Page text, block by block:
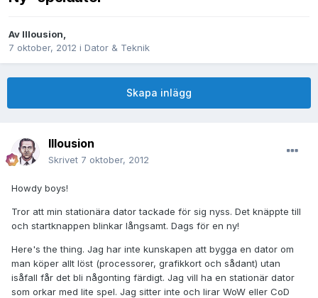
Av Illousion,
7 oktober, 2012 i Dator & Teknik
Skapa inlägg
Illousion
Skrivet 7 oktober, 2012
Howdy boys!
Tror att min stationära dator tackade för sig nyss. Det knäppte till
och startknappen blinkar långsamt. Dags för en ny!
Here's the thing. Jag har inte kunskapen att bygga en dator om
man köper allt löst (processorer, grafikkort och sådant) utan
isåfall får det bli någonting färdigt. Jag vill ha en stationär dator
som orkar med lite spel. Jag sitter inte och lirar WoW eller CoD